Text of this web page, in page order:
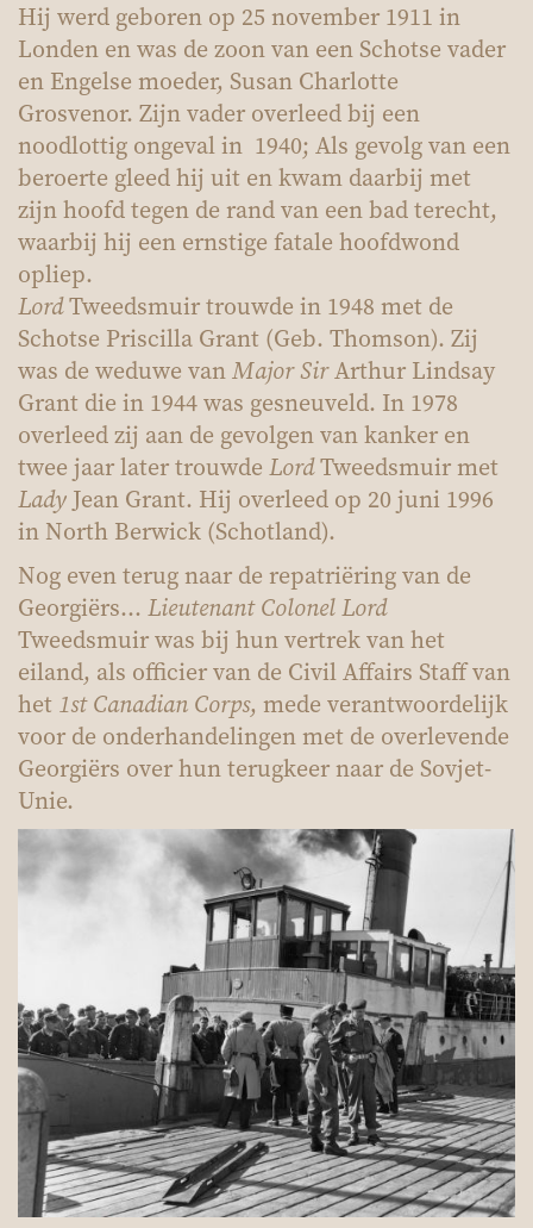
Hij werd geboren op 25 november 1911 in
Londen en was de zoon van een Schotse vader
en Engelse moeder, Susan Charlotte
Grosvenor. Zijn vader overleed bij een
noodlottig ongeval in 1940; Als gevolg van een
beroerte gleed hij uit en kwam daarbij met
zijn hoofd tegen de rand van een bad terecht,
waarbij hij een ernstige fatale hoofdwond
opliep.
LordTweedsmuir trouwde in 1948 met de
Schotse Priscilla Grant (Geb. Thomson). Zij
was de weduwe vanMajor SirArthur Lindsay
Grant die in 1944 was gesneuveld. In 1978
overleed zij aan de gevolgen van kanker en
twee jaar later trouwde LordTweedsmuir met
Lady Jean Grant. Hij overleed op 20 juni 1996
in North Berwick (Schotland).
Nog even terug naar de repatriëring van de
Georgiërs... Lieutenant Colonel Lord
Tweedsmuir was bij hun vertrek van het
eiland, als officier van de Civil Affairs Staff van
het 1st Canadian Corps, mede verantwoordelijk
voor de onderhandelingen met de overlevende
Georgiërs over hun terugkeer naar de Sovjet-
Unie.